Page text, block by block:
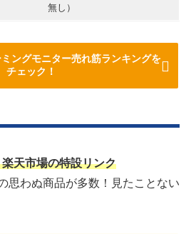
無し）
ングモニター売れ筋ランキングを
チェック！
天市場の特設リンク
思わぬ商品が多数！見たことない